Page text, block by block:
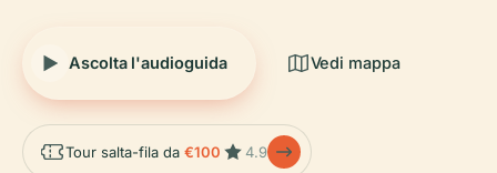
Ascolta l'audioguida Vedi mappa
Tour salta-fila da €100 4.9